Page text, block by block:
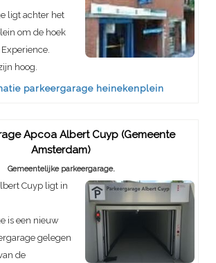
ligt achter het
om de hoek
hoog.
parkeergarage heinekenplein
Apcoa Albert Cuyp (Gemeente
Amsterdam)
Gemeentelijke parkeergarage.
Cuyp ligt in
is een nieuw
gelegen
de